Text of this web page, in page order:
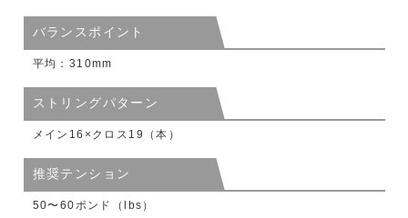
バランスポイント
平均：310mm
ストリングパターン
メイン16×クロス19（本）
推奨テンション
50〜60ポンド（lbs）